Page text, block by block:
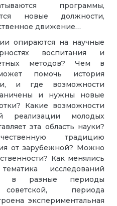
программы,
новые должности,
движение…
опираются на научные
воспитания и
методов? Чем в
помочь история
и где возможности
и нужны новые
Какие возможности
реализации молодых
эта область науки?
традицию
от зарубежной? Можно
Как менялись
исследований
в разные периоды
периода
экспериментальная